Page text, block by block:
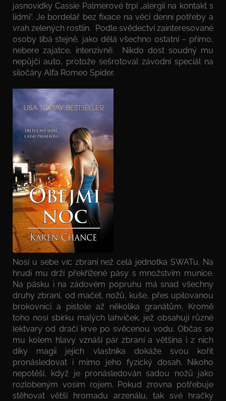
jasnovidky Cassie Palmerové trpí „alergií na kontakt s
lidmi“. Je bordelář bez fixace na věci denní potřeby a
vrah zelených rostlin. Podle svědectví zainteresované
osoby líbá stejně, jako dělá všechno ostatní – přímo,
nebere zajatce, intenzivně. Nikdo dost soudný mu
nepůjčí auto, protože sešrotoval závodní speciál na
siločáry Alfa Romeo Spider.
Nosí u sebe víc zbraní než celá jednotka SWATu. Na
hrudi mu drží překřížené pásy s množstvím munice.
Na pásku i na zádovém popruhu má snad všechny
druhy zbraní, od mačet, nožů, kuše, přes upilovanou
brokovnici a pistole až několika granátům. Kromě
toho nosí sbírku malých lahviček, jež obsahují různé
lektvary od dračí krve po svěcenou vodu. Občas se
mu kolem hlavy vznáší pár zbraní a většina i z nich
díky magii jejich vlastníka dokáže svou kořit
pronásledovat i mimo jeho fyzický dosah. Nikoho
nepotěší, když je pronásledován sadou nožů jako
rozlobeným vosím rojem. Pokud zrovna potřebuje
stěhovat větší hromadu arzenálu, tak své hračky